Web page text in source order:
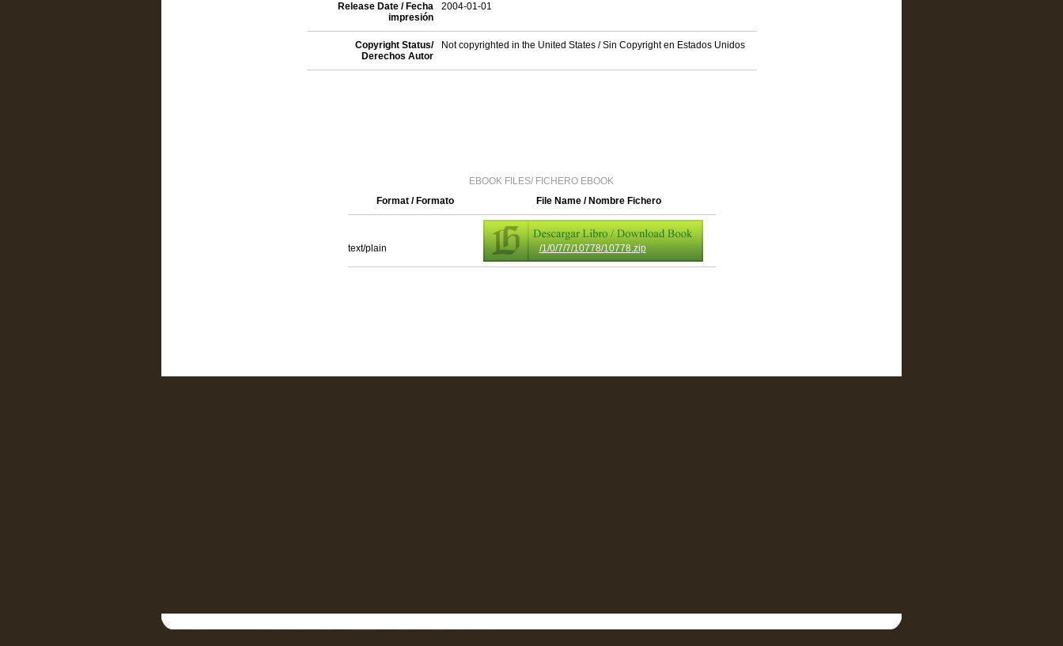
Release Date / Fecha
impresión
2004-01-01
Copyright Status/
Derechos Autor
Not copyrighted in the United States / Sin Copyright en Estados Unidos
EBOOK FILES/ FICHERO EBOOK
Format / Formato
File Name / Nombre Fichero
text/plain /1/0/7/7/10778/10778.zip